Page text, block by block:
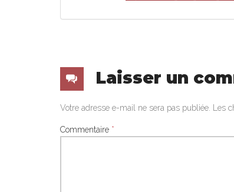
Laisser un
Votre adresse e-mail ne sera pas publiée. Les
Commentaire *